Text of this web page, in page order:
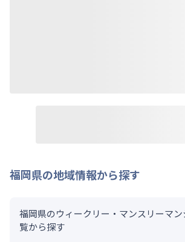
福岡県の地域情報から探す
福岡県のウィークリー・マンスリーマ
覧から探す